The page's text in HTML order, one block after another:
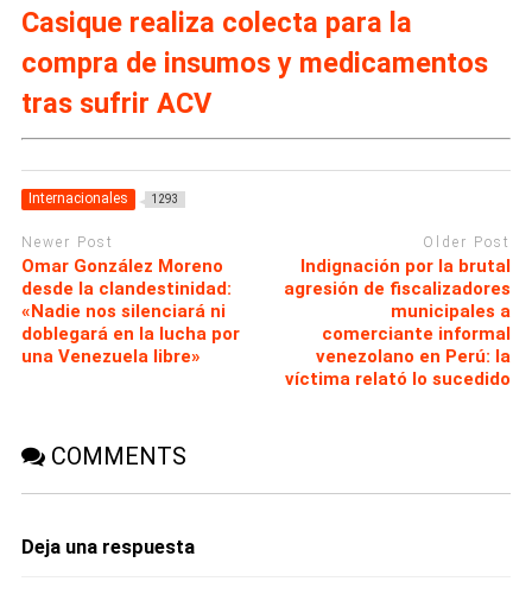
Casique realiza colecta para la
compra de insumos y medicamentos
tras sufrir ACV
Internacionales 1293
Newer Post
Omar González Moreno
desde la clandestinidad:
«Nadie nos silenciará ni
doblegará en la lucha por
una Venezuela libre»
Older Post
Indignación por la brutal
agresión de fiscalizadores
municipales a
comerciante informal
venezolano en Perú: la
víctima relató lo sucedido
COMMENTS
Deja una respuesta